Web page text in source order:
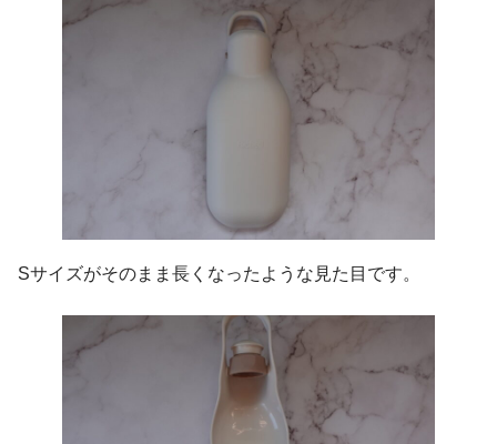
Sサイズがそのまま長くなったような見た目です。